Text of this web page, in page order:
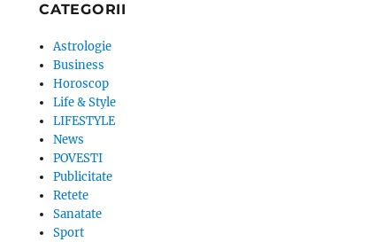
CATEGORII
Astrologie
Business
Horoscop
Life & Style
LIFESTYLE
News
POVESTI
Publicitate
Retete
Sanatate
Sport